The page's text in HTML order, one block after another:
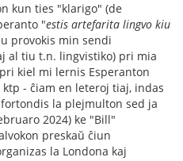
kun ties "klarigo" (de
"estis artefarita lingvo kiu
provokis min sendi
al tiu t.n. lingvistiko) pri mia
kiel mi lernis Esperanton
- ĉiam en leteroj tiaj, indas
la plejmulton sed ja
2024) ke "Bill"
preskaŭ ĉiun
la Londona kaj